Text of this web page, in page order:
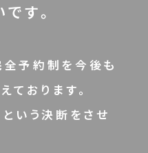
す。
予約制を今後も
ております。
という決断をさせ